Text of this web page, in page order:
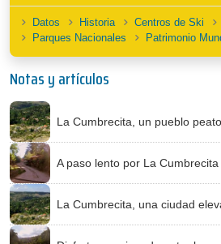
Datos Historia Centros de Ski
Parques Nacionales
Patrimonio
Notas y artículos
La Cumbrecita, un pueblo
A paso lento por La Cumbrecita
La Cumbrecita, una ciudad